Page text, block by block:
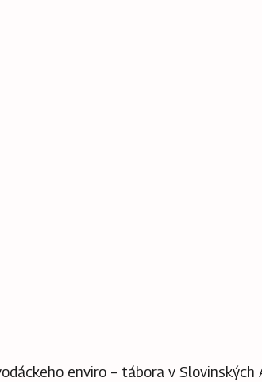
enviro – tábora v Slovinských